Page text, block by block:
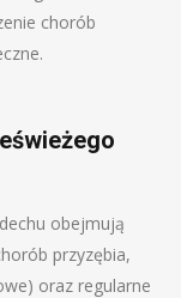
chorób
obejmują
przyzębia,
oraz regularne